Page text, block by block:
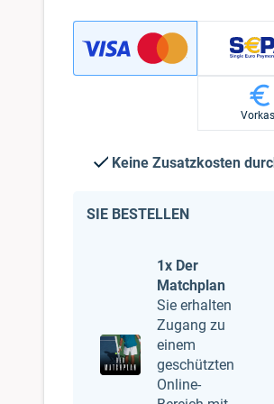
Keine Zusatzkosten
SIE BESTELLEN
1x Der
Matchplan
Sie erhalten
Zugang zu
einem
geschützten
Online-